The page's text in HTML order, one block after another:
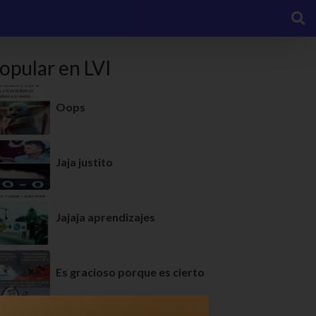
en LVI
Oops
Jaja justito
Jajaja aprendizajes
Es gracioso porque es cierto